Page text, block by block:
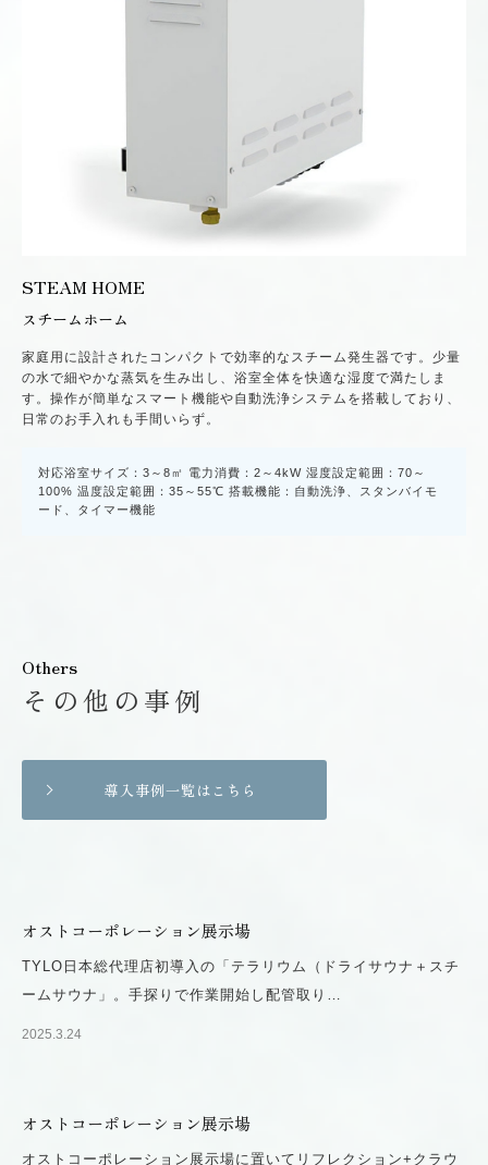
STEAM HOME
スチームホーム
家庭用に設計されたコンパクトで効率的なスチーム発生器です。少量
の水で細やかな蒸気を生み出し、浴室全体を快適な湿度で満たしま
す。操作が簡単なスマート機能や自動洗浄システムを搭載しており、
日常のお手入れも手間いらず。
対応浴室サイズ：3～8㎡ 電力消費：2～4kW 湿度設定範囲：70～
100% 温度設定範囲：35～55℃ 搭載機能：自動洗浄、スタンバイモ
ード、タイマー機能
Others
その他の事例
導入事例一覧はこちら
オストコーポレーション展示場
TYLO日本総代理店初導入の「テラリウム（ドライサウナ＋スチ
ームサウナ」。手探りで作業開始し配管取り…
2025.3.24
オストコーポレーション展示場
オストコーポレーション展示場に置いてリフレクション+クラウ